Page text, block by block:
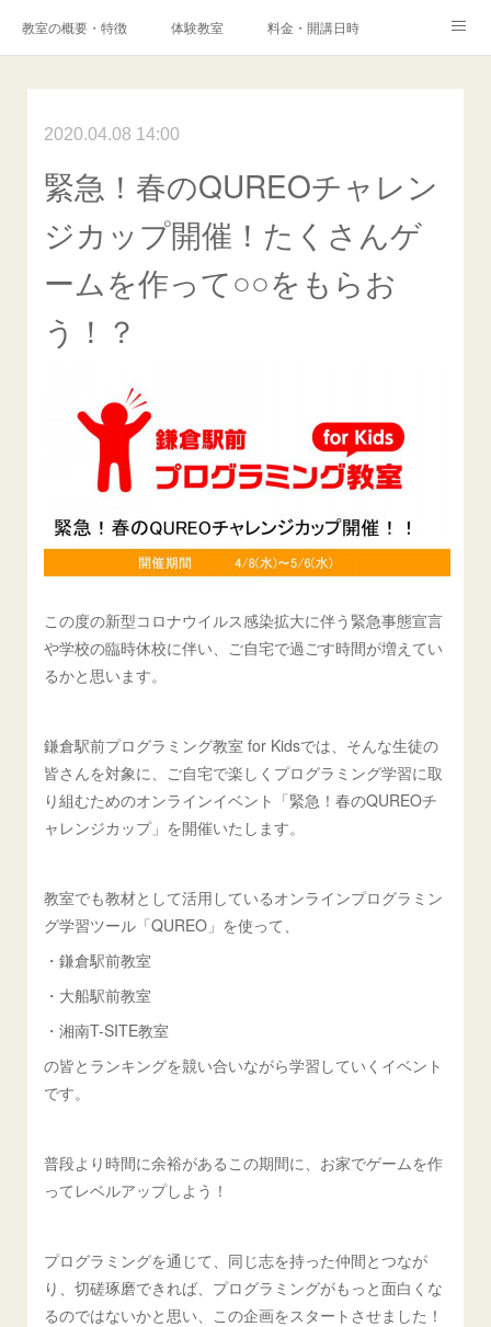
教室の概要・特徴 体験教室 料金・開講日時
港南台プログラミング教室コンテスト・検定
保護者様からの声 メディア掲載実績 ブログ
Instagram Facebook Q&A お問い合わせ
2020.04.08 14:00
緊急！春のQUREOチャレン
ジカップ開催！たくさんゲ
ームを作って○○をもらお
う！？
この度の新型コロナウイルス感染拡大に伴う緊急事態宣言
や学校の臨時休校に伴い、ご自宅で過ごす時間が増えてい
るかと思います。
鎌倉駅前プログラミング教室 for Kidsでは、そんな生徒の
皆さんを対象に、ご自宅で楽しくプログラミング学習に取
り組むためのオンラインイベント「緊急！春のQUREOチ
ャレンジカップ」を開催いたします。
教室でも教材として活用しているオンラインプログラミン
グ学習ツール「QUREO」を使って、
・鎌倉駅前教室
・大船駅前教室
・湘南T-SITE教室
の皆とランキングを競い合いながら学習していくイベント
です。
普段より時間に余裕があるこの期間に、お家でゲームを作
ってレベルアップしよう！
プログラミングを通じて、同じ志を持った仲間とつなが
り、切磋琢磨できれば、プログラミングがもっと面白くな
るのではないかと思い、この企画をスタートさせました！